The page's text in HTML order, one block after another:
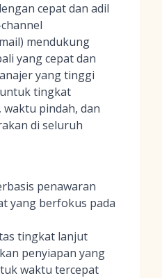
cepat dan adil
mendukung
yang cepat dan
yang tinggi
tingkat
pindah, dan
di seluruh
penawaran
yang berfokus pada
tingkat lanjut
penyiapan yang
waktu tercepat